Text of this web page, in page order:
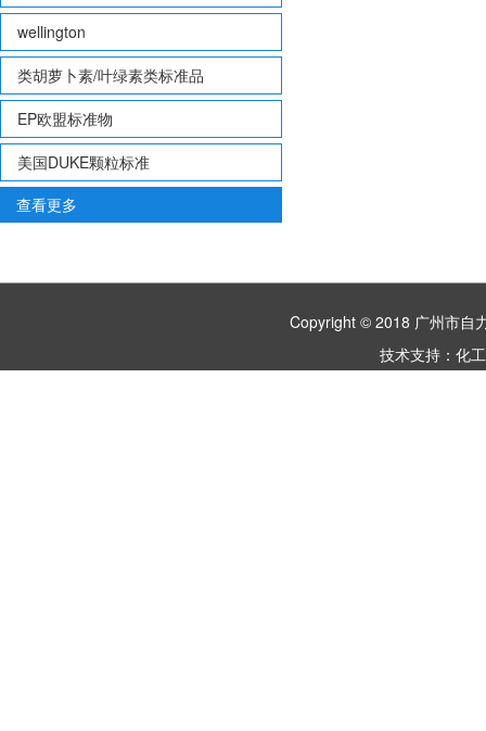
wellington
类胡萝卜素/叶绿素类标准品
EP欧盟标准物
美国DUKE颗粒标准
查看更多
Copyright © 2018 广州市
技术支持： 化